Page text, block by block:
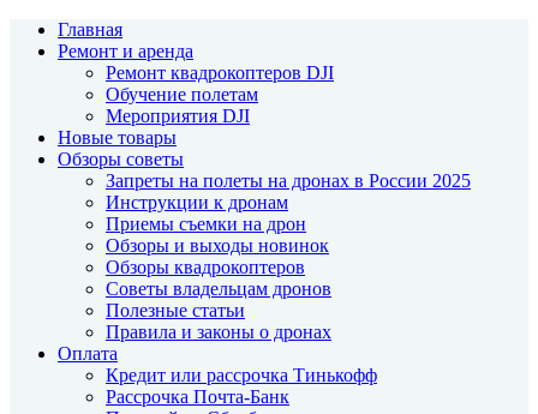
Главная
Ремонт и аренда
Ремонт квадрокоптеров DJI
Обучение полетам
Мероприятия DJI
Новые товары
Обзоры советы
Запреты на полеты на дронах в России 2025
Инструкции к дронам
Приемы съемки на дрон
Обзоры и выходы новинок
Обзоры квадрокоптеров
Советы владельцам дронов
Полезные статьи
Правила и законы о дронах
Оплата
Кредит или рассрочка Тинькофф
Рассрочка Почта-Банк